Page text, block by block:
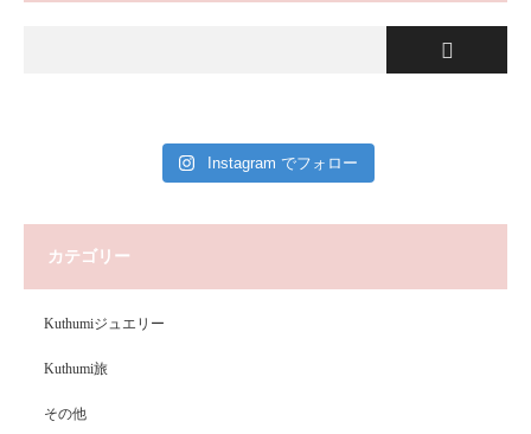
Instagram でフォロー
カテゴリー
Kuthumiジュエリー
Kuthumi旅
その他